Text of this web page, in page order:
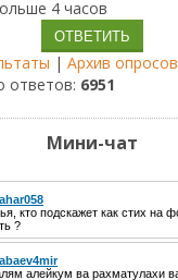
4 часов
| Архив опросов
ответов: 6951
Мини-чат